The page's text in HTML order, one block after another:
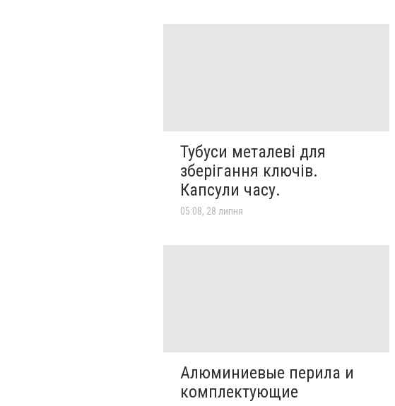
Тубуси металеві для
зберігання ключів.
Капсули часу.
05:08, 28 липня
Алюминиевые перила и
комплектующие